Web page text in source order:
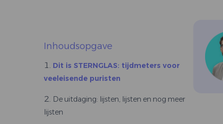
Inhoudsopgave
Dit is STERNGLAS: tijdmeters voor
veeleisende puristen
De uitdaging: lijsten, lijsten en nog meer
lijsten